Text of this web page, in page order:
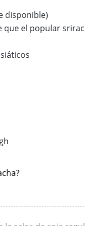
disponible)
que el popular